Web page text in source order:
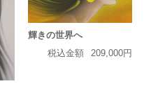
輝きの世界へ
税込金額
209,000円